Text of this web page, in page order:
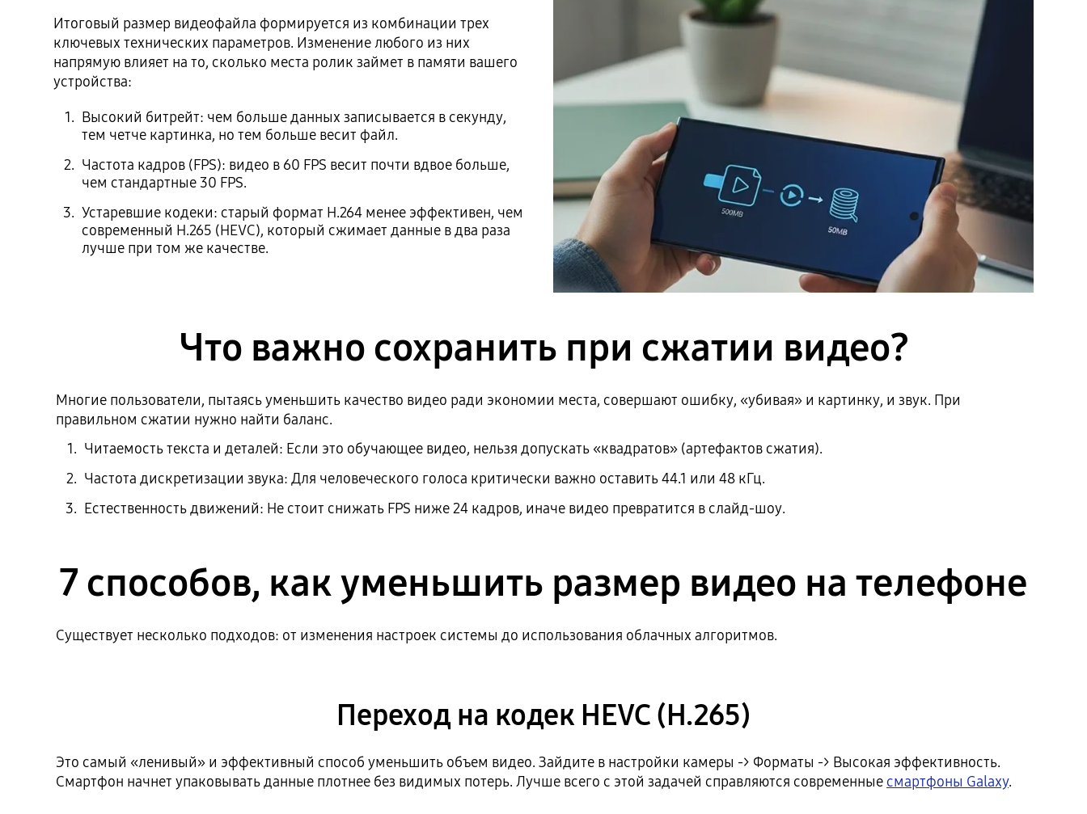
Итоговый размер видеофайла формируется из комбинации трех
ключевых технических параметров. Изменение любого из них
напрямую влияет на то, сколько места ролик займет в памяти вашего
устройства:
Высокий битрейт: чем больше данных записывается в секунду,
тем четче картинка, но тем больше весит файл.
Частота кадров (FPS): видео в 60 FPS весит почти вдвое больше,
чем стандартные 30 FPS.
Устаревшие кодеки: старый формат H.264 менее эффективен, чем
современный H.265 (HEVC), который сжимает данные в два раза
лучше при том же качестве.
Что важно сохранить при сжатии видео?
Многие пользователи, пытаясь уменьшить качество видео ради экономии места, совершают ошибку, «убивая» и картинку, и звук. При
правильном сжатии нужно найти баланс.
Читаемость текста и деталей: Если это обучающее видео, нельзя допускать «квадратов» (артефактов сжатия).
Частота дискретизации звука: Для человеческого голоса критически важно оставить 44.1 или 48 кГц.
Естественность движений: Не стоит снижать FPS ниже 24 кадров, иначе видео превратится в слайд-шоу.
7 способов, как уменьшить размер видео на телефоне
Существует несколько подходов: от изменения настроек системы до использования облачных алгоритмов.
Переход на кодек HEVC (H.265)
Это самый «ленивый» и эффективный способ уменьшить объем видео. Зайдите в настройки камеры -> Форматы -> Высокая эффективность.
Смартфон начнет упаковывать данные плотнее без видимых потерь. Лучше всего с этой задачей справляются современные смартфоны Galaxy.